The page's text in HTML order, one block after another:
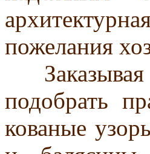
пожелания
Заказывая
подобрать
кованые